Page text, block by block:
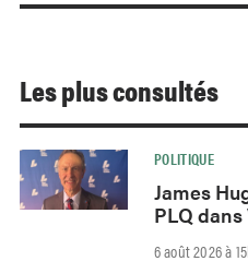
Les plus consultés
POLITIQUE
James
PLQ
6 août 2026 à